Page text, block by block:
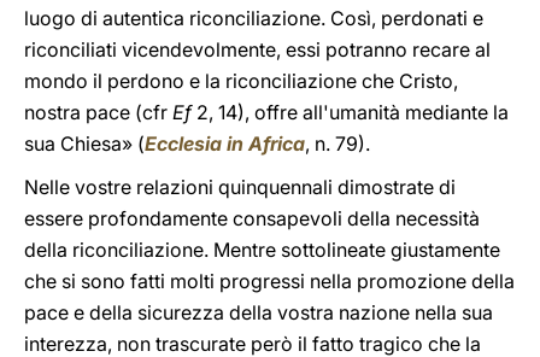
luogo di autentica riconciliazione. Così, perdonati e
riconciliati vicendevolmente, essi potranno recare al
mondo il perdono e la riconciliazione che Cristo,
nostra pace (cfr Ef2, 14), offre all'umanità mediante la
sua Chiesa» (Ecclesia in Africa, n. 79).
Nelle vostre relazioni quinquennali dimostrate di
essere profondamente consapevoli della necessità
della riconciliazione. Mentre sottolineate giustamente
che si sono fatti molti progressi nella promozione della
pace e della sicurezza della vostra nazione nella sua
interezza, non trascurate però il fatto tragico che la